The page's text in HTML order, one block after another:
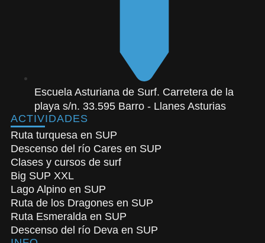
Escuela Asturiana de Surf. Carretera de la
playa s/n. 33.595 Barro - Llanes Asturias
ACTIVIDADES
Ruta turquesa en SUP
Descenso del río Cares en SUP
Clases y cursos de surf
Big SUP XXL
Lago Alpino en SUP
Ruta de los Dragones en SUP
Ruta Esmeralda en SUP
Descenso del río Deva en SUP